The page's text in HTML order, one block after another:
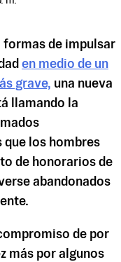
formas de impulsar
en medio de un
grave, una nueva
llamando la
los hombres
de honorarios de
abandonados
de por
más por algunos